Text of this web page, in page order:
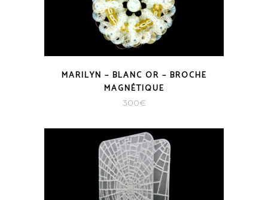
MARILYN – BLANC OR – BROCHE
MAGNÉTIQUE
300€